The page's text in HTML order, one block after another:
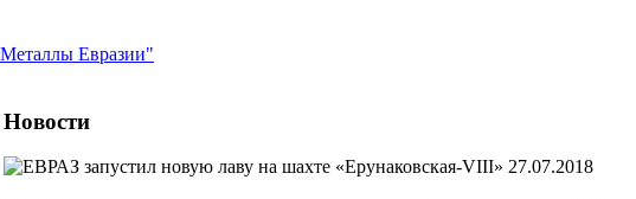
Евразии"
Новости
27.07.2018